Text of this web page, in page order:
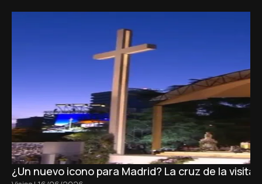
¿Un nuevo icono para Madrid? La cruz de la visita